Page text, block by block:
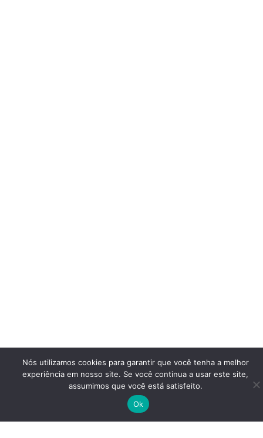
Nós utilizamos cookies para garantir que você tenha a melhor
experiência em nosso site. Se você continua a usar este site,
assumimos que você está satisfeito.
Ok